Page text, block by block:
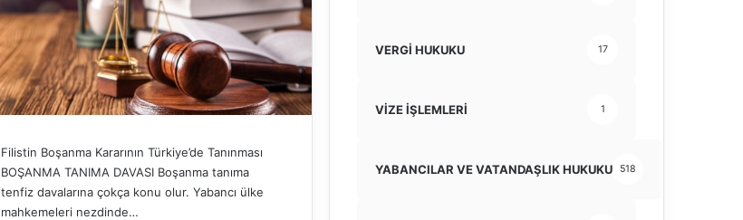
Filistin Boşanma Kararının Türkiye’de Tanınması
BOŞANMA TANIMA DAVASI Boşanma tanıma
tenfiz davalarına çokça konu olur. Yabancı ülke
mahkemeleri nezdinde…
VERGİ HUKUKU 17
VİZE İŞLEMLERİ 1
YABANCILAR VE VATANDAŞLIK HUKUKU 518